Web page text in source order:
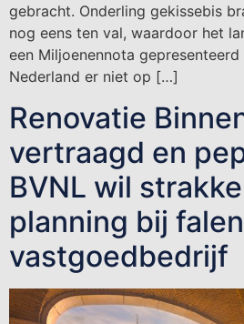
gebracht. Onderling gekissebis
nog eens ten val, waardoor het
een Miljoenennota
Nederland er niet op […]
Renovatie
vertraagd en
BVNL wil
planning bij
vastgoedbedrijf